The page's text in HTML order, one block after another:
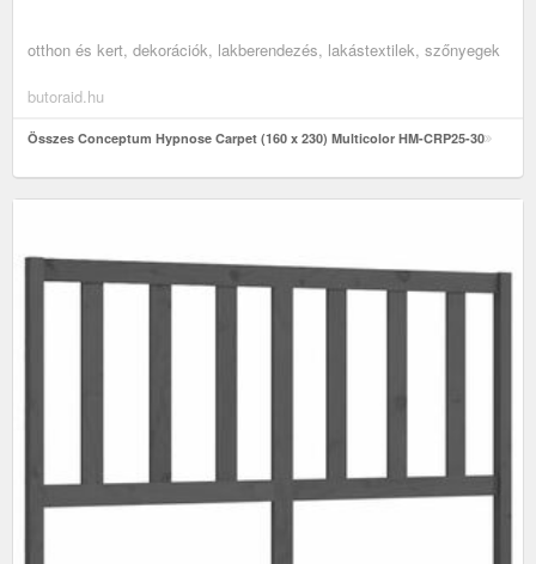
otthon és kert, dekorációk, lakberendezés, lakástextilek, szőnyegek
butoraid.hu
Összes Conceptum Hypnose Carpet (160 x 230) Multicolor HM-CRP25-30